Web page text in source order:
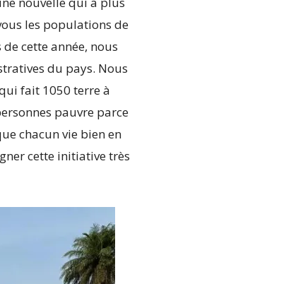
les populations de
cette année, nous
du pays. Nous
fait 1050 terre à
pauvre parce
chacun vie bien en
cette initiative très